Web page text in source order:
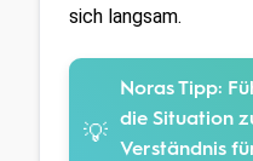
sich langsam.
💡
Noras Tipp:
die Situation
Verständnis